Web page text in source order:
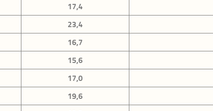
17,4
23,4
16,7
15,6
17,0
19,6
sostenibile riferiti alla Provincia
e
Dominio Lavoro e
conciliazione dei tempi
di vita
Dominio Politica e